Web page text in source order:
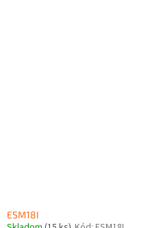
ESM18I